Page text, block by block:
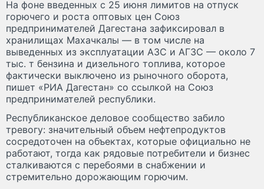
На фоне введенных с 25 июня лимитов на отпуск
горючего и роста оптовых цен Союз
предпринимателей Дагестана зафиксировал в
хранилищах Махачкалы — в том числе на
выведенных из эксплуатации АЗС и АГЗС — около 7
тыс. т бензина и дизельного топлива, которое
фактически выключено из рыночного оборота,
пишет «РИА Дагестан» со ссылкой на Союз
предпринимателей республики.
Республиканское деловое сообщество забило
тревогу: значительный объем нефтепродуктов
сосредоточен на объектах, которые официально не
работают, тогда как рядовые потребители и бизнес
сталкиваются с перебоями в снабжении и
стремительно дорожающим горючим.